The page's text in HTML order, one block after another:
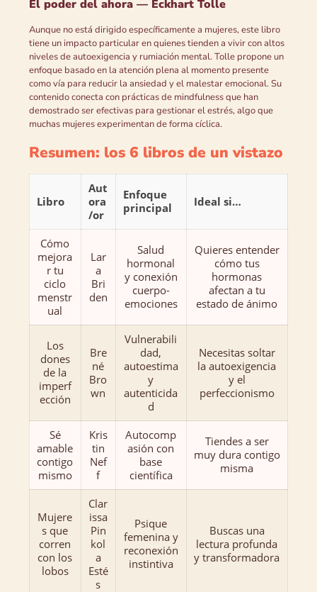
El poder del ahora — Eckhart Tolle
Aunque no está dirigido específicamente a mujeres, este libro
tiene un impacto particular en quienes tienden a vivir con altos
niveles de autoexigencia y rumiación mental. Tolle propone un
enfoque basado en la atención plena al momento presente
como vía para reducir la ansiedad y el malestar emocional. Su
contenido conecta con prácticas de mindfulness que han
demostrado ser efectivas para gestionar el estrés, algo que
muchas mujeres experimentan de forma cíclica.
Resumen: los 6 libros de un vistazo
Libro
Aut
ora
/or
Enfoque
principal
Ideal si…
Cómo
mejora
r tu
ciclo
menstr
ual
Lar
a
Bri
den
Salud
hormonal
y conexión
cuerpo-
emociones
Quieres entender
cómo tus
hormonas
afectan a tu
estado de ánimo
Los
dones
de la
imperf
ección
Bre
né
Bro
wn
Vulnerabili
dad,
autoestima
y
autenticida
d
Necesitas soltar
la autoexigencia
y el
perfeccionismo
Sé
amable
contigo
mismo
Kris
tin
Nef
f
Autocomp
asión con
base
científica
Tiendes a ser
muy dura contigo
misma
Mujere
s que
corren
con los
lobos
Clar
issa
Pin
kol
a
Esté
s
Psique
femenina y
reconexión
instintiva
Buscas una
lectura profunda
y transformadora